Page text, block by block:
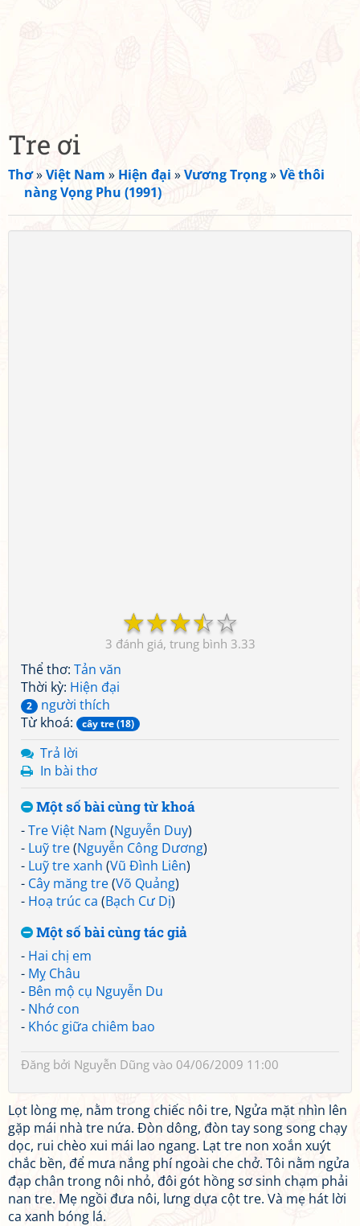
Tre ơi
Thơ»Việt Nam » Hiện đại »Vương Trọng»Về thôi
nàng Vọng Phu (1991)
☆
☆
☆
☆
☆
3 3.33
Thể thơ: Tản văn
Thời kỳ: Hiện đại
2
người thích
Từ khoá:
cây tre (18)
Trả lời
In bài thơ
Một số bài cùng từ khoá
-Tre Việt Nam (Nguyễn Duy)
- Luỹ tre(Nguyễn Công Dương)
- Luỹ tre xanh (Vũ Đình Liên)
- Cây măng tre(Võ Quảng)
- Hoạ trúc ca (Bạch Cư Dị)
Một số bài cùng tác giả
- Hai chị em
- Mỵ Châu
- Bên mộ cụ Nguyễn Du
- Nhớ con
- Khóc giữa chiêm bao
Đăng bởi Nguyễn Dũng vào 04/06/2009 11:00
Lọt lòng mẹ, nằm trong chiếc nôi tre, Ngửa mặt nhìn lên
gặp mái nhà tre nứa. Đòn dông, đòn tay song song chạy
dọc, rui chèo xui mái lao ngang. Lạt tre non xoắn xuýt
chắc bền, để mưa nắng phí ngoài che chở. Tôi nằm ngửa
đạp chân trong nôi nhỏ, đôi gót hồng sơ sinh chạm phải
nan tre. Mẹ ngồi đưa nôi, lưng dựa cột tre. Và mẹ hát lời
ca xanh bóng lá.